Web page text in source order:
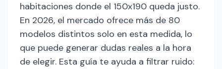
habitaciones donde el 150x190 queda justo.
En 2026, el mercado ofrece más de 80
modelos distintos solo en esta medida, lo
que puede generar dudas reales a la hora
de elegir. Esta guía te ayuda a filtrar ruido: